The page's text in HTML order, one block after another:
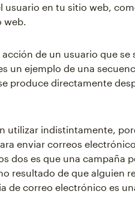
usuario en tu sitio web,
web.
de un usuario que se
un ejemplo de una
produce directamente
utilizar indistintamente,
enviar correos
dos es que una campaña
resultado de que alguien
de correo electrónico es